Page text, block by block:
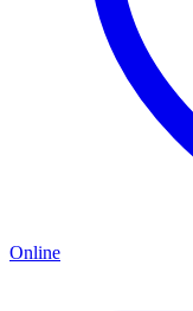
Online